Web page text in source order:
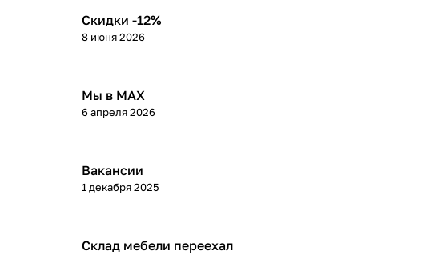
Скидки -12%
8 июня 2026
Мы в МАХ
6 апреля 2026
Вакансии
1 декабря 2025
Склад мебели переехал